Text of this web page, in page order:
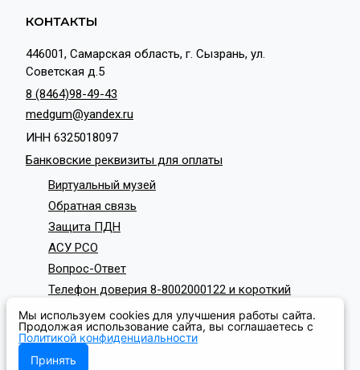
КОНТАКТЫ
446001, Самарская область, г. Сызрань, ул.
Советская д.5
8 (8464)98-49-43
medgum@yandex.ru
ИНН 6325018097
Банковские реквизиты для оплаты
Виртуальный музей
Обратная связь
Защита ПДН
АСУ РСО
Вопрос-Ответ
Телефон доверия 8-8002000122 и короткий
СОЦИАЛЬНЫЕ СЕТИ
Мы используем cookies для улучшения работы сайта.
Продолжая использование сайта, вы соглашаетесь с
Политикой конфиденциальности
Принять